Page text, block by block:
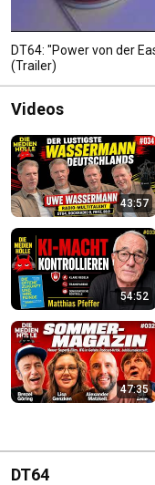
DT64: "Power von der
(Trailer)
Videos
43:57
54:52
47:35
DT64